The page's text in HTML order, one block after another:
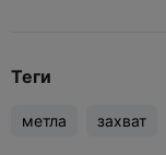
Теги
метла захват